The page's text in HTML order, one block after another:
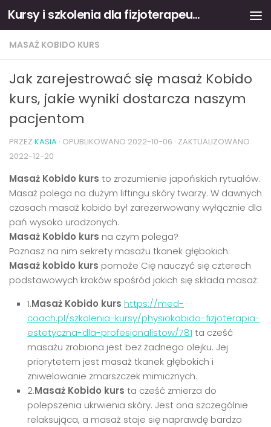
Skip to content Kursy i szkolenia dla fizjoterapeutów
MASAŻ KOBIDO KURS
Jak zarejestrować się masaż Kobido
kurs, jakie wyniki dostarcza naszym
pacjentom
PRZEZ KASIA · OPUBLIKOWANO 2022-10-06 · ZAKTUALIZOWANO
2022-12-20
Masaż Kobido kurs to zrozumienie japońskich rytuałów.
Masaż polega na dużym liftingu skóry twarzy. W dawnych
czasach masaż kobido był zarezerwowany wyłącznie dla
pań wysoko urodzonych.
Masaż Kobido kurs na czym polega?
Poznasz na nim sekrety masażu tkanek głębokich.
Masaż kobido kurs pomoże Cię nauczyć się czterech
podstawowych kroków spośród jakich się składa masaż:
1.Masaż Kobido kurs https://med-
coach.pl/szkolenia-kursy/physiokobido-fizjoterapia-
estetyczna-dla-profesjonalistow/781 ta cześć
masażu zrobiona jest bez żadnego olejku. Jej
priorytetem jest masaż tkanek głębokich i
zniwelowanie zmarszczek mimicznych.
2.Masaż Kobido kurs ta cześć zmierza do
polepszenia ukrwienia skóry. Jest ona szczególnie
relaksująca, a masaż staje się naprawdę bardzo